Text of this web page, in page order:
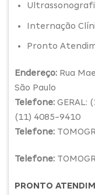
Internação
Pronto
Endereço: Rua
São Paulo
Telefone: GERAL:
(11) 4085-9410
Telefone:
Telefone:
PRONTO